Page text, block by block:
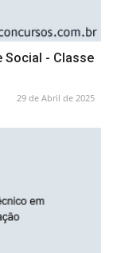
Social - Classe
29 de Abril de 2025